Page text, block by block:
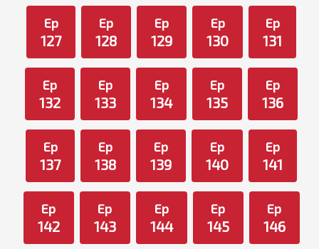
Ep
127
Ep
128
Ep
129
Ep
130
Ep
131
Ep
132
Ep
133
Ep
134
Ep
135
Ep
136
Ep
137
Ep
138
Ep
139
Ep
140
Ep
141
Ep
142
Ep
143
Ep
144
Ep
145
Ep
146